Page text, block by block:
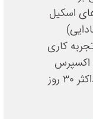
اسکیل
کاری
اکسپرس
انتری باید اپلیکیشن خود را ظرف حداکثر 30 روز